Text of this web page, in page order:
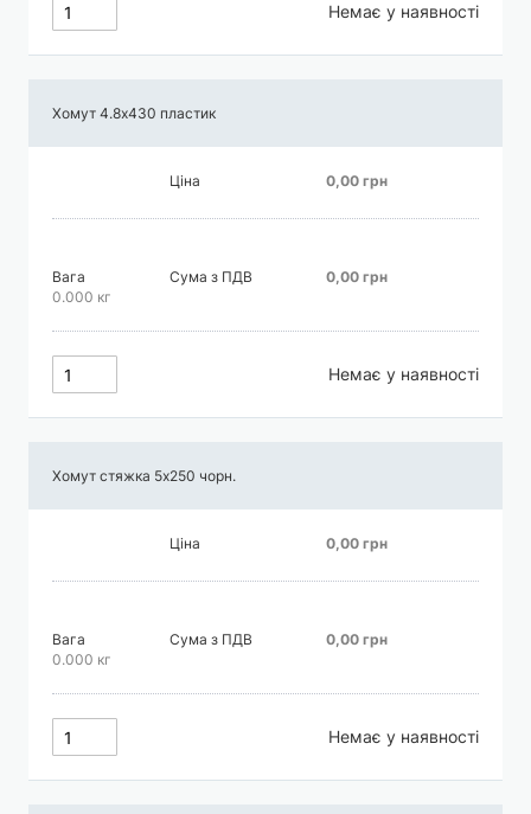
Немає у наявності
Хомут 4.8х430 пластик
Ціна 0,00 грн
Вага
0.000 кг
Сума з ПДВ 0,00 грн
Немає у наявності
Хомут стяжка 5х250 чорн.
Ціна 0,00 грн
Вага
0.000 кг
Сума з ПДВ 0,00 грн
Немає у наявності